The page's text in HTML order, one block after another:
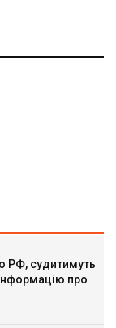
РФ, судитимуть
про